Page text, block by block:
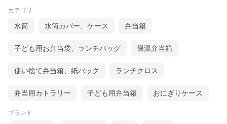
カテゴリ
水筒 水筒カバー、ケース 弁当箱
子ども用お弁当袋、ランチバッグ 保温弁当箱
使い捨て弁当箱、紙バック ランチクロス
弁当用カトラリー 子ども用弁当箱 おにぎりケース
ブランド